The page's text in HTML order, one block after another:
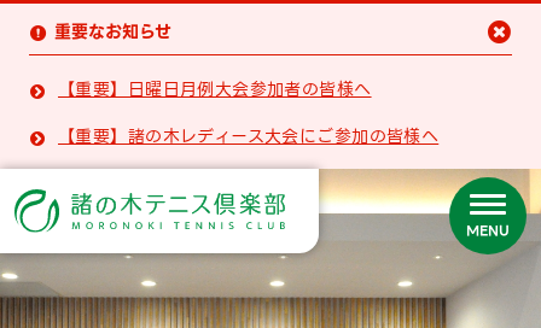
 重要なお知らせ
 【重要】日曜日月例大会参加者の皆様へ
 【重要】諸の木レディース大会にご参加の皆様へ

MENU